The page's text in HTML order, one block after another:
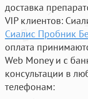
доставка
VIP клиентов:
Сиалис Пробник
оплата
Web Money и с
консультации в
телефонам: